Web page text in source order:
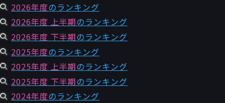
2026年度のランキング
2026年度 上半期のランキング
2026年度 下半期のランキング
2025年度のランキング
2025年度 上半期のランキング
2025年度 下半期のランキング
2024年度のランキング